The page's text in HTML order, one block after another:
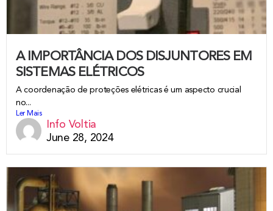
A IMPORTÂNCIA DOS DISJUNTORES EM
SISTEMAS ELÉTRICOS
A coordenação de proteções elétricas é um aspecto crucial
no...
Ler Mais
Info Voltia
June 28, 2024